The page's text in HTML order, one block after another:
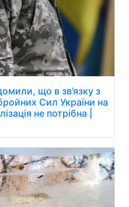
що в зв’язку з
Сил України на
не потрібна |